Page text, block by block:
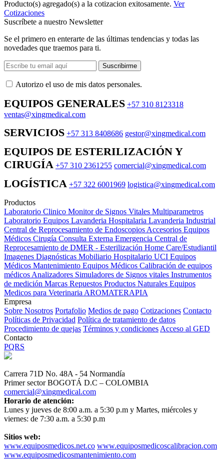
Producto(s) agregado(s) a la cotizacion exitosamente. Ver
Cotizaciones
Suscríbete a nuestro Newsletter
Se el primero en enterarte de las últimas tendencias y todas las
novedades que traemos para ti.
Suscribirme
Autorizo ​​el uso de mis datos personales.
EQUIPOS GENERALES +57 310 8123318
ventas@xingmedical.com
SERVICIOS +57 313 8408686 gestor@xingmedical.com
EQUIPOS DE ESTERILIZACIÓN Y
CIRUGÍA +57 310 2361255 comercial@xingmedical.com
LOGÍSTICA +57 322 6001969 logistica@xingmedical.com
Productos
Laboratorio Clinico Monitor de Signos Vitales Multiparametros
Laboratorio Equipos Lavanderia Hospitalaria Lavanderia Industrial
Central de Reprocesamiento de Endoscopios Accesorios Equipos
Médicos Cirugía Consulta Externa Emergencia Central de
Reprocesamiento de DMER - Esterilización Home Care/Estudiantil
Imagenes Diagnósticas Mobiliario Hospitalario UCI Equipos
Médicos Mantenimiento Equipos Médicos Calibración de equipos
médicos Analizadores Simuladores de Signos vitales Instrumentos
de medición Marcas Repuestos Productos Naturales Equipos
Medicos para Veterinaria AROMATERAPIA
Empresa
Sobre Nosotros Portafolio Medios de pago Cotizaciones Contacto
Políticas de Privacidad Política de tratamiento de datos
Procedimiento de quejas Términos y condiciones Acceso al GED
Contacto
PQRS
Carrera 71D No. 48A - 54 Normandía
Primer sector BOGOTÁ D.C – COLOMBIA
comercial@xingmedical.com
Horario de atención:
Lunes y jueves de 8:00 a.m. a 5:30 p.m y Martes, miércoles y
viernes: de 7:30 a.m. a 5:30 p.m
Sitios web:
www.equiposmedicos.net.co www.equiposmedicoscalibracion.com
www.equiposmedicosmantenimiento.com